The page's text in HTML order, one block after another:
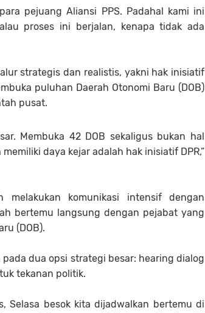
pejuang Aliansi PPS. Padahal kami ini
proses ini berjalan, kenapa tidak ada
strategis dan realistis, yakni hak inisiatif
puluhan Daerah Otonomi Baru (DOB)
pusat.
Membuka 42 DOB sekaligus bukan hal
daya kejar adalah hak inisiatif DPR,”
komunikasi intensif dengan
bertemu langsung dengan pejabat yang
(DOB).
dua opsi strategi besar: hearing dialog
tekanan politik.
Selasa besok kita dijadwalkan bertemu di